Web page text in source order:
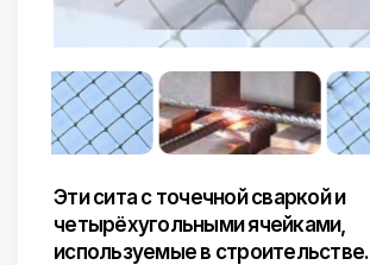
Эти сита с точечной сваркой и
четырёхугольными ячейками,
используемые в строительстве.